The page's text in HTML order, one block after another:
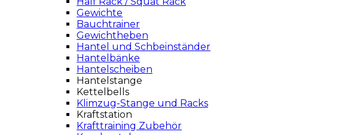
Gewichte
Bauchtrainer
Gewichtheben
Hantel und Schbeinständer
Hantelbänke
Hantelscheiben
Hantelstange
Kettelbells
Klimzug-Stange und Racks
Kraftstation
Krafttraining Zubehör